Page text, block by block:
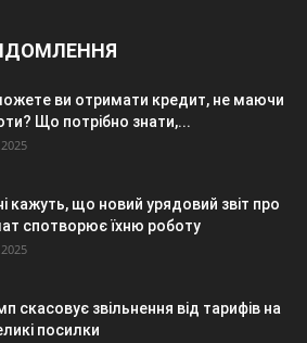
ви отримати кредит, не маючи
Що потрібно знати,...
кажуть, що новий урядовий звіт про
спотворює їхню роботу
скасовує звільнення від тарифів на
посилки